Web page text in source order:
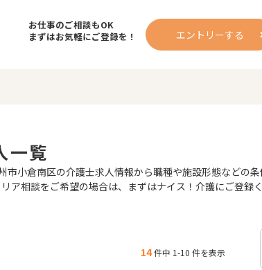
お仕事のご相談もOK
まずはお気軽にご登録を！
エントリーする
一覧
小倉南区の介護士求人情報から職種や施設形態などの
相談をご希望の場合は、まずはナイス！介護にご登録く
14件中 1-10 件を表示